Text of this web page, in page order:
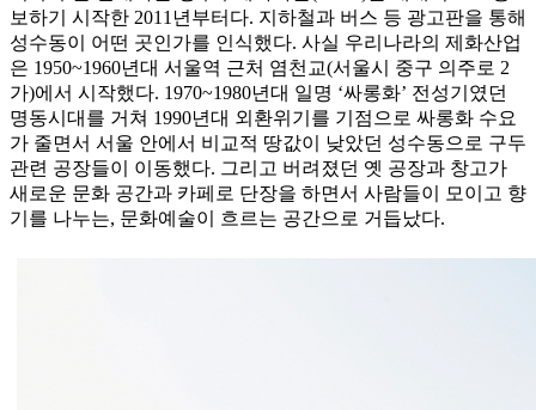
보하기 시작한 2011년부터다. 지하철과 버스 등 광고판을 통해
성수동이 어떤 곳인가를 인식했다. 사실 우리나라의 제화산업
은 1950~1960년대 서울역 근처 염천교(서울시 중구 의주로 2
가)에서 시작했다. 1970~1980년대 일명 ‘싸롱화’ 전성기였던
명동시대를 거쳐 1990년대 외환위기를 기점으로 싸롱화 수요
가 줄면서 서울 안에서 비교적 땅값이 낮았던 성수동으로 구두
관련 공장들이 이동했다. 그리고 버려졌던 옛 공장과 창고가
새로운 문화 공간과 카페로 단장을 하면서 사람들이 모이고 향
기를 나누는, 문화예술이 흐르는 공간으로 거듭났다.